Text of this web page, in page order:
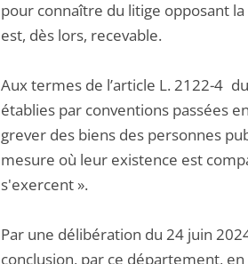
pour connaître du litige opposant
est, dès lors, recevable.
Aux termes de l’article L. 2122-4
établies par conventions passées
grever des biens des personnes
mesure où leur existence est
s'exercent ».
Par une délibération du 24 juin
conclusion, par ce département,